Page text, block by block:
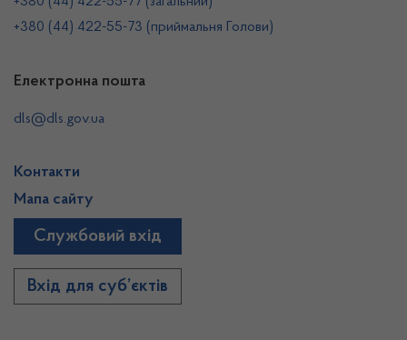
+380 (44) 422-55-73 (приймальня Голови)
Електронна пошта
dls@dls.gov.ua
Контакти
Мапа сайту
Службовий вхід
Вхід для суб’єктів